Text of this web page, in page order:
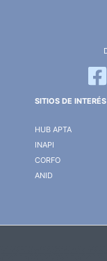
SITIOS DE INTERÉS
HUB APTA
INAPI
CORFO
ANID